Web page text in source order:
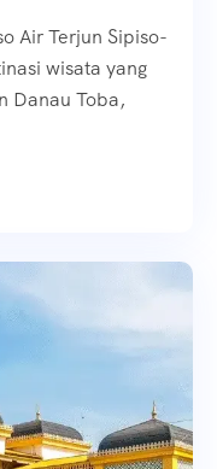
Air Terjun Sipiso-
wisata yang
Danau Toba,